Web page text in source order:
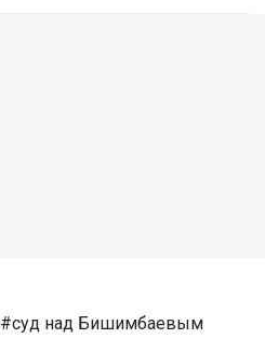
#суд над Бишимбаевым